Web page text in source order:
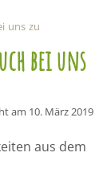
uns zu
bei uns
am 10. März 2019
aus dem